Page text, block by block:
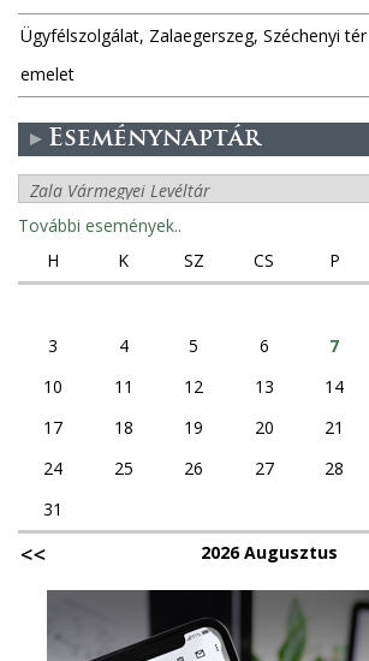
Ügyfélszolgálat, Zalaegerszeg, Széchenyi tér
emelet
Eseménynaptár
További események..
H
K SZ CS P
3
4 5 6 7
10
11 12 13 14
17
18 19 20 21
24
25 26 27 28
31
2026 Augusztus